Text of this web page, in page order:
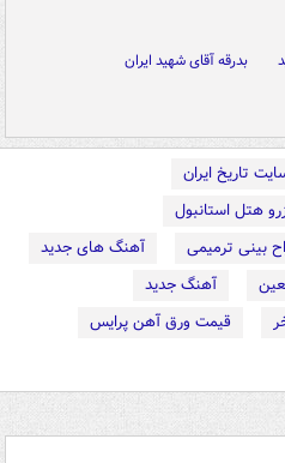
بدرقه آقای شهید ایران
تاریخ ایران
هتل استانبول
بینی ترمیمی
آهنگ های جدید
آهنگ جدید
قیمت ورق آهن پرایس